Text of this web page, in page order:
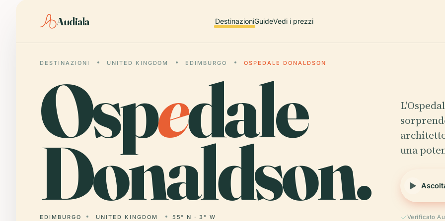
Audiala DestinazioniGuideVedi i prezzi
DESTINAZIONI UNITED KINGDOM EDIMBURGO OSPEDALE DONALDSON
Ospedale
Donaldson.
EDIMBURGO UNITED KINGDOM 55° N · 3° W
una
Verificato